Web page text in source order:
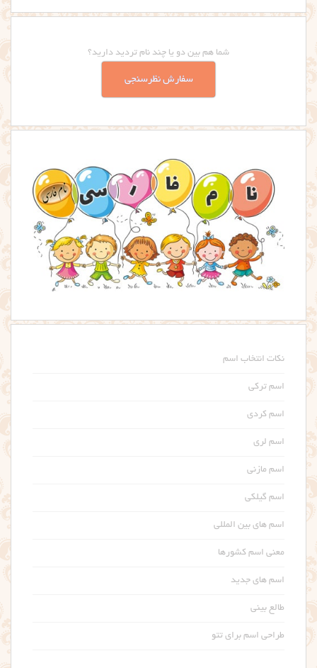
شما هم بین دو یا چند نام تردید دارید؟
سفارش نظرسنجی
نکات انتخاب اسم
اسم ترکی
اسم کردی
اسم لری
اسم مازنی
اسم گیلکی
اسم های بین المللی
معنی اسم کشورها
اسم های جدید
طالع بینی
طراحی اسم برای تتو